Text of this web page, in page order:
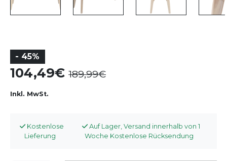
- 45%
104,49 189,99
Inkl. MwSt.
Kostenlose
Lieferung
Auf Lager, Versand innerhalb von 1
Woche Kostenlose Rücksendung